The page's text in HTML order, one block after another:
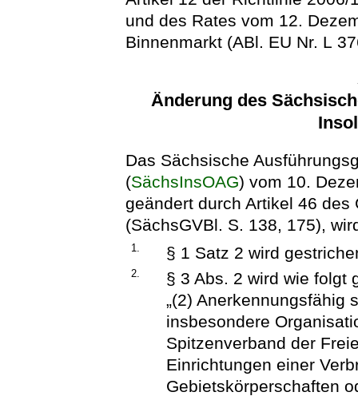
und des Rates vom 12.
Binnenmarkt (ABl. EU Nr. L
Änderung des
Das Sächsische
(SächsInsOAG) vom 10.
geändert durch Artikel 46
(SächsGVBl. S. 138, 175),
1. § 1 Satz 2 wird
2.
§ 3 Abs. 2 wird wie folgt
„(2) Anerkennungsfähig
insbesondere
Spitzenverband der
Einrichtungen einer
Gebietskörperschaften